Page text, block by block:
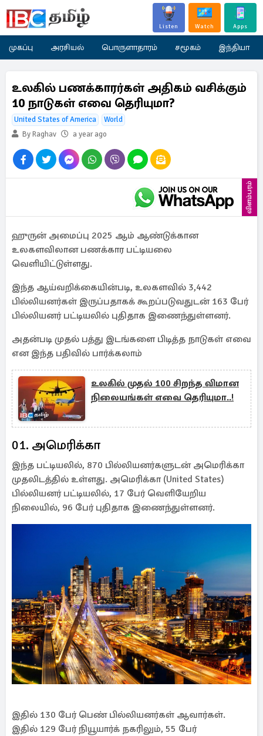
Listen Watch Apps
முகப்பு அரசியல் பொருளாதாரம் சமூகம் இந்தியா
உலகில் பணக்காரர்கள் அதிகம் வசிக்கும்
10 நாடுகள் எவை தெரியுமா?
United States of America
World
By Raghav
a year ago
விளம்பரம்
ஹுருன் அமைப்பு 2025 ஆம் ஆண்டுக்கான
உலகளவிலான பணக்கார பட்டியலை
வெளியிட்டுள்ளது.
இந்த ஆய்வறிக்கையின்படி, உலகளவில் 3,442
பில்லியனர்கள் இருப்பதாகக் கூறப்படுவதுடன் 163 பேர்
பில்லியனர் பட்டியலில் புதிதாக இணைந்துள்ளனர்.
அதன்படி முதல் பத்து இடங்களை பிடித்த நாடுகள் எவை
என இந்த பதிவில் பார்க்கலாம்
உலகில் முதல் 100 சிறந்த விமான
நிலையங்கள் எவை தெரியுமா..!
01. அமெரிக்கா
இந்த பட்டியலில், 870 பில்லியனர்களுடன் அமெரிக்கா
முதலிடத்தில் உள்ளது. அமெரிக்கா (United States)
பில்லியனர் பட்டியலில், 17 பேர் வெளியேறிய
நிலையில், 96 பேர் புதிதாக இணைந்துள்ளனர்.
இதில் 130 பேர் பெண் பில்லியனர்கள் ஆவார்கள்.
இதில் 129 பேர் நியூயார்க் நகரிலும், 55 பேர்